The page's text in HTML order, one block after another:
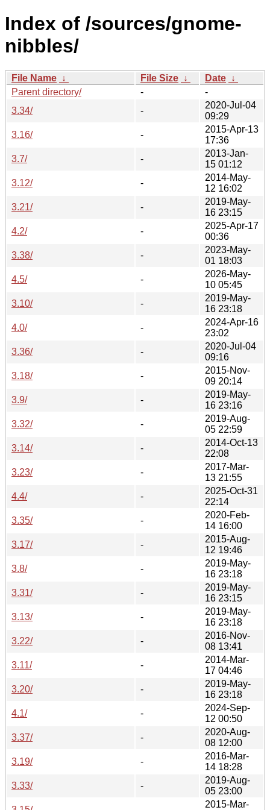
Index of /sources/gnome-
nibbles/
File Name ↓ File Size ↓ Date ↓
Parent directory/
-
-
3.34/
-
2020-Jul-04
09:29
3.16/
-
2015-Apr-13
17:36
3.7/
-
2013-Jan-
15 01:12
3.12/
-
2014-May-
12 16:02
3.21/
-
2019-May-
16 23:15
4.2/
-
2025-Apr-17
00:36
3.38/
-
2023-May-
01 18:03
4.5/
-
2026-May-
10 05:45
3.10/
-
2019-May-
16 23:18
4.0/
-
2024-Apr-16
23:02
3.36/
-
2020-Jul-04
09:16
3.18/
-
2015-Nov-
09 20:14
3.9/
-
2019-May-
16 23:16
3.32/
-
2019-Aug-
05 22:59
3.14/
-
2014-Oct-13
22:08
3.23/
-
2017-Mar-
13 21:55
4.4/
-
2025-Oct-31
22:14
3.35/
-
2020-Feb-
14 16:00
3.17/
-
2015-Aug-
12 19:46
3.8/
-
2019-May-
16 23:18
3.31/
-
2019-May-
16 23:15
3.13/
-
2019-May-
16 23:18
3.22/
-
2016-Nov-
08 13:41
3.11/
-
2014-Mar-
17 04:46
3.20/
-
2019-May-
16 23:18
4.1/
-
2024-Sep-
12 00:50
3.37/
-
2020-Aug-
08 12:00
3.19/
-
2016-Mar-
14 18:28
3.33/
-
2019-Aug-
05 23:00
2015-Mar-